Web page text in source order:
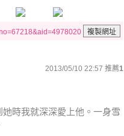
2013/05/10 22:57 推薦1
時我就深深愛上他。一身雪